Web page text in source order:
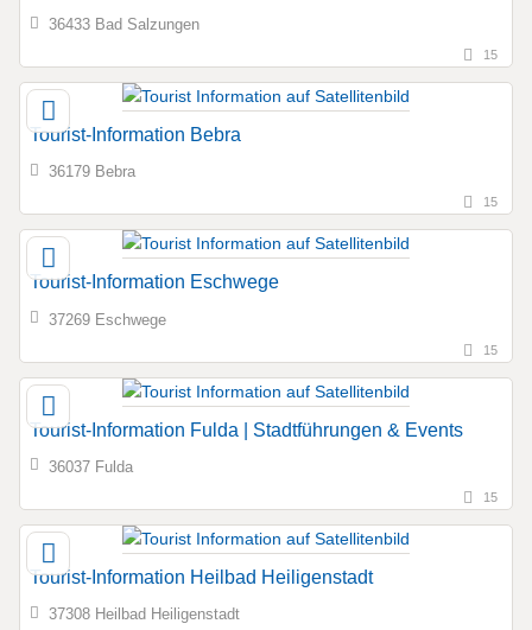
36433 Bad Salzungen
15
Tourist-Information Bebra
36179 Bebra
15
Tourist-Information Eschwege
37269 Eschwege
15
Tourist-Information Fulda | Stadtführungen & Events
36037 Fulda
15
Tourist-Information Heilbad Heiligenstadt
37308 Heilbad Heiligenstadt